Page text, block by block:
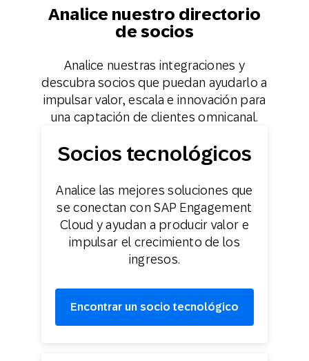
Analice nuestro directorio
de socios
Analice nuestras integraciones y
descubra socios que puedan ayudarlo a
impulsar valor, escala e innovación para
una captación de clientes omnicanal.
Socios tecnológicos
Analice las mejores soluciones que
se conectan con SAP Engagement
Cloud y ayudan a producir valor e
impulsar el crecimiento de los
ingresos.
Encontrar un socio tecnológico